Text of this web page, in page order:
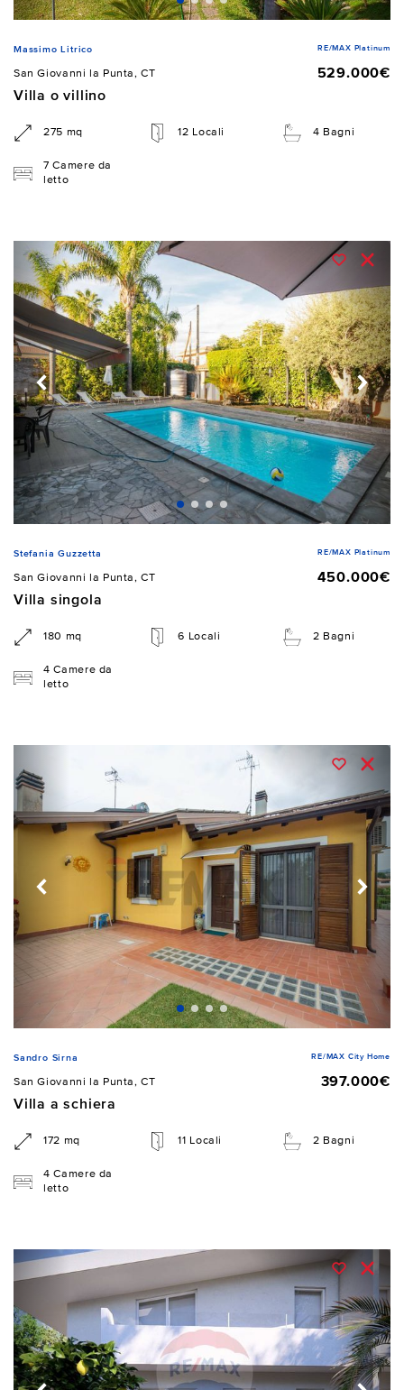
Massimo Litrico RE/MAX Platinum
San Giovanni la Punta, CT
529.000€
Villa o villino
275 mq 12 Locali 4 Bagni
7 Camere da
letto
Stefania Guzzetta RE/MAX Platinum
San Giovanni la Punta, CT
450.000€
Villa singola
180 mq 6 Locali 2 Bagni
4 Camere da
letto
Sandro Sirna RE/MAX City Home
San Giovanni la Punta, CT
397.000€
Villa a schiera
172 mq 11 Locali 2 Bagni
4 Camere da
letto